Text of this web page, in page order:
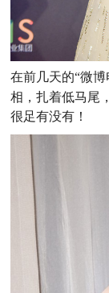
在前几天的“微
相，扎着低马尾
很足有没有！